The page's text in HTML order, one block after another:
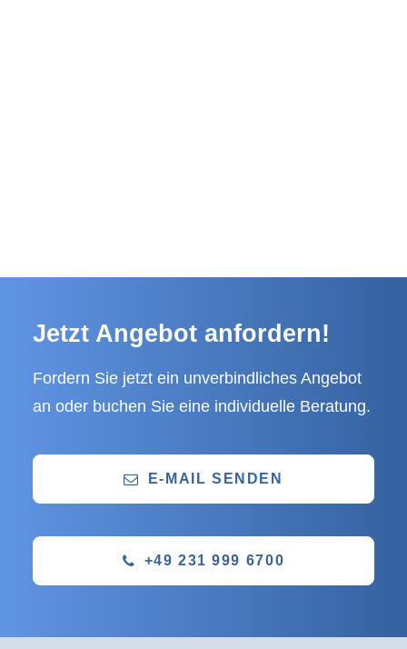
Jetzt Angebot anfordern!
Fordern Sie jetzt ein unverbindliches Angebot
an oder buchen Sie eine individuelle Beratung.
E-MAIL SENDEN
+49 231 999 6700